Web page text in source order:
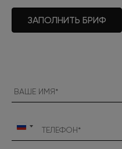
ЗАПОЛНИТЬ БРИФ
Россия